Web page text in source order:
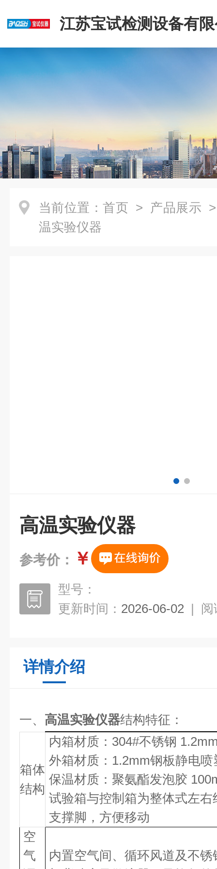
江苏宝试检测设备有
当前位置： 首页 > 产品展示
温实验仪器
高温实验仪器
参考价： ￥
型号：
更新时间： 2026-06-02 | 阅
详情介绍
一、 高温实验仪器结构特征：
箱体
结构
内箱材质：304#不锈钢
外箱材质：1.2mm钢板静电喷
保温材质：聚氨酯发泡胶
试验箱与控制箱为整体式左
支撑脚，方便移动
空
气
内置空气间、循环风道及不